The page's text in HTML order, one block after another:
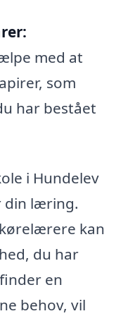
med at
som
har bestået
i Hundelev
din læring.
kan
du har
en
behov, vil